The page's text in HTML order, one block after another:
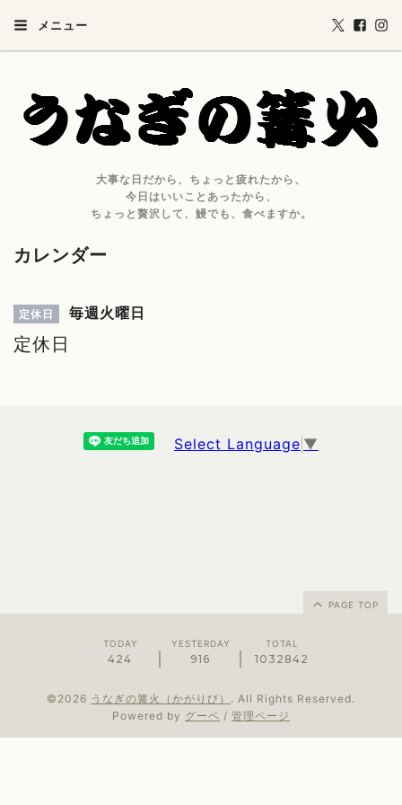
メニュー
大事な日だから、ちょっと疲れたから、
今日はいいことあったから、
ちょっと贅沢して、鰻でも、食べますか。
カレンダー
定休日 毎週火曜日
定休日
Select Language ▼
PAGE TOP
TODAY
424
YESTERDAY
916
TOTAL
1032842
©2026 うなぎの篝火（かがりび） . All Rights Reserved.
Powered by グーペ / 管理ページ